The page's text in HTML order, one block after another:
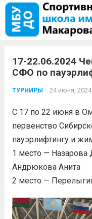
17-22.06.2024
СФО по
ТУРНИРЫ 24 июня, 2024
С 17 по 22 июня в
первенство
пауэрлифтингу и
1 место — Назарова
Андрюкова Анита
2 место —